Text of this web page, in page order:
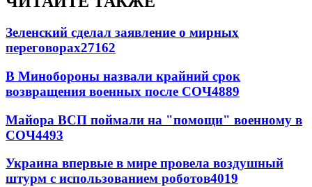
Зеленский сделал заявление о мирных
переговорах27162
В Минобороны назвали крайний срок
возвращения военных после СОЧ4889
Майора ВСП поймали на "помощи" военному в
СОЧ4493
Украина впервые в мире провела воздушный
штурм с использованием роботов4019